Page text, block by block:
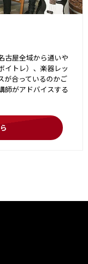
古屋全域から通いや
イトレ）、楽器レッ
が合っているのかご
師がアドバイスする